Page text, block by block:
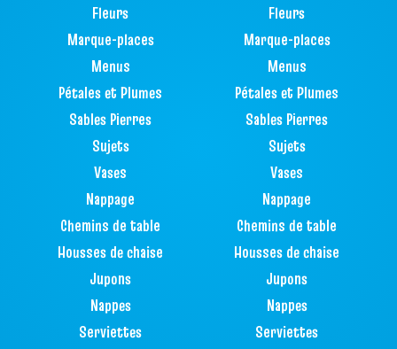
Fleurs
Marque-places
Menus
Pétales et Plumes
Sables Pierres
Sujets
Vases
Nappage
Chemins de table
Housses de chaise
Jupons
Nappes
Serviettes
Fleurs
Marque-places
Menus
Pétales et Plumes
Sables Pierres
Sujets
Vases
Nappage
Chemins de table
Housses de chaise
Jupons
Nappes
Serviettes